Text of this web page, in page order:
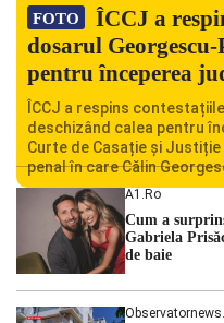
FOTO
ÎCCJ a
dosarul
pentru începerea
ÎCCJ a respins
deschizând calea pentru
Curte de Casație și
penal în care Călin
persoane sunt acuzați de
ordinii constituționale. În
judecătorii de la instanța
A1.ro
Cum a
Gabriela
de baie